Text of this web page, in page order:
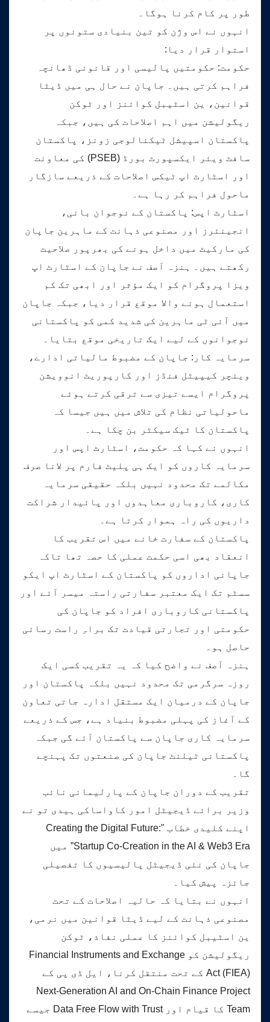
طور پر کام کرنا ہوگا۔
انہوں نے اس وژن کو تین بنیادی ستونوں پر
استوار قرار دیا:
حکومت: حکومتیں پالیسی اور قانونی ڈھانچہ
فراہم کرتی ہیں۔ جاپان نے حال ہی میں ڈیٹا
قوانین، ین اسٹیبل کوائنز اور ٹوکن
ریگولیشن میں اہم اصلاحات کی ہیں، جبکہ
پاکستان اسپیشل ٹیکنالوجی زونز، پاکستان
سافٹ ویئر ایکسپورٹ بورڈ (PSEB) کی معاونت
اور اسٹارٹ اپ ٹیکس اصلاحات کے ذریعے سازگار
ماحول فراہم کر رہا ہے۔
اسٹارٹ اپس: پاکستان کے نوجوان بانی،
انجینئرز اور مصنوعی ذہانت کے ماہرین جاپان
کی مارکیٹ میں داخل ہونے کی بھرپور صلاحیت
رکھتے ہیں۔ ہنزہ آصف نے جاپان کے اسٹارٹ اپ
ویزا پروگرام کو ایک مؤثر اور ابھی تک کم
استعمال ہونے والا موقع قرار دیا، جبکہ جاپان
میں آئی ٹی ماہرین کی شدید کمی کو پاکستانی
نوجوانوں کے لیے ایک تاریخی موقع بتایا۔
سرمایہ کار: جاپان کے مضبوط مالیاتی ادارے،
وینچر کیپیٹل فنڈز اور کارپوریٹ انوویشن
پروگرام ایسے تیزی سے ترقی کرتے ہوئے
ماحولیاتی نظام کی تلاش میں ہیں جیسا کہ
پاکستان کا ٹیک سیکٹر بن چکا ہے۔
انہوں نے کہا کہ حکومت، اسٹارٹ اپس اور
سرمایہ کاروں کو ایک ہی پلیٹ فارم پر لانا صرف
مکالمے تک محدود نہیں بلکہ حقیقی سرمایہ
کاری، کاروباری معاہدوں اور پائیدار شراکت
داریوں کی راہ ہموار کرتا ہے۔
پاکستان کے سفارت خانے میں اس تقریب کا
انعقاد بھی اسی حکمت عملی کا حصہ تھا تاکہ
جاپانی اداروں کو پاکستان کے اسٹارٹ اپ ایکو
سسٹم تک ایک معتبر سفارتی راستہ میسر آئے اور
پاکستانی کاروباری افراد کو جاپان کی
حکومتی اور تجارتی قیادت تک براہِ راست رسائی
حاصل ہو۔
ہنزہ آصف نے واضح کیا کہ یہ تقریب کسی ایک
روزہ سرگرمی تک محدود نہیں بلکہ پاکستان اور
جاپان کے درمیان ایک مستقل ادارہ جاتی تعاون
کے آغاز کی پہلی مضبوط بنیاد ہے، جس کے ذریعے
سرمایہ کاری جاپان سے پاکستان آئے گی جبکہ
پاکستانی ٹیلنٹ جاپان کی صنعتوں تک پہنچے
گا۔
تقریب کے دوران جاپان کے پارلیمانی نائب
وزیر برائے ڈیجیٹل امور کاواساکی ہیدی تو نے
اپنے کلیدی خطاب "Creating the Digital Future:
Startup Co-Creation in the AI & Web3 Era” میں
جاپان کی نئی ڈیجیٹل پالیسیوں کا تفصیلی
جائزہ پیش کیا۔
انہوں نے بتایا کہ حالیہ اصلاحات کے تحت
مصنوعی ذہانت کے لیے ڈیٹا قوانین میں نرمی،
ین اسٹیبل کوائنز کا عملی نفاذ، ٹوکن
ریگولیشن کو Financial Instruments and Exchange
Act (FIEA) کے تحت منتقل کرنا، ایل ڈی پی کے
Next-Generation AI and On-Chain Finance Project
Team کا قیام اور Data Free Flow with Trust جیسے